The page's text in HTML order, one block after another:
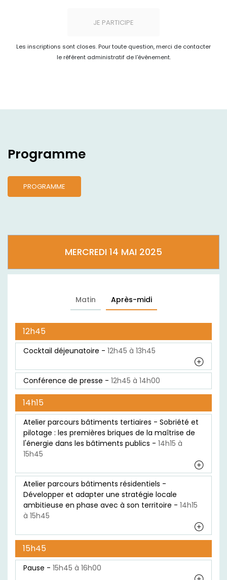
JE PARTICIPE
Les inscriptions sont closes. Pour toute question, merci de contacter
le référent administratif de l'événement.
Programme
PROGRAMME
MERCREDI 14 MAI 2025
Matin Après-midi
12h45
Cocktail déjeunatoire - 12h45 à 13h45
Conférence de presse - 12h45 à 14h00
14h15
Atelier parcours bâtiments tertiaires - Sobriété et
pilotage : les premières briques de la maîtrise de
l'énergie dans les bâtiments publics -
15h45
Atelier parcours bâtiments résidentiels -
Développer et adapter une stratégie locale
ambitieuse en phase avec à son territoire -
à 15h45
15h45
Pause - 15h45 à 16h00